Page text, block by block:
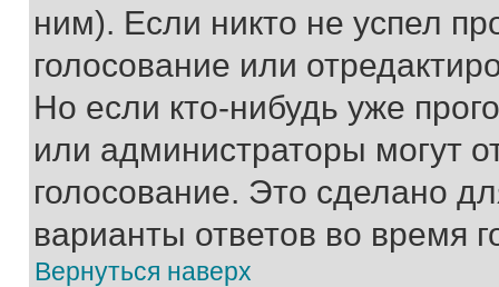
ним). Если никто не успел
голосование или
Но если кто-нибудь уже
или администраторы могут
голосование. Это сделано
варианты ответов во время
Вернуться наверх